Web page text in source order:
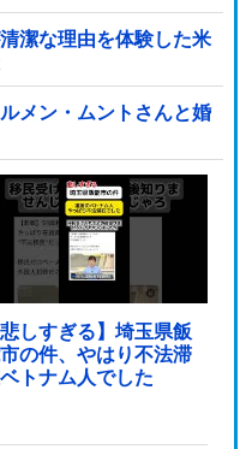
潔な理由を体験した米
メン・ムントさんと婚
悲しすぎる】埼玉県飯
の件、やはり不法滞
トナム人でした